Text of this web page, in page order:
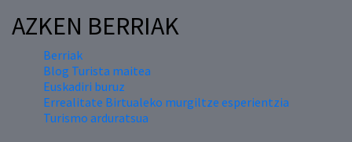
AZKEN BERRIAK
Berriak
Blog Turista maitea
Euskadiri buruz
Errealitate Birtualeko murgiltze esperientzia
Turismo arduratsua